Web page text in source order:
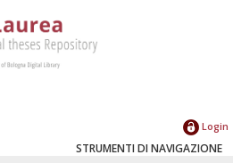
Login
STRUMENTI DI NAVIGAZIONE